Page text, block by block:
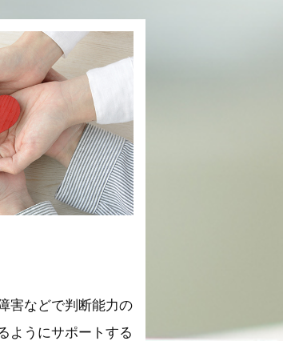
害などで判断能力の
ようにサポートする